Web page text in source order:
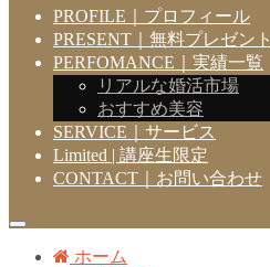
PROFILE｜プロフィール
PRESENT｜無料プレゼント
PERFOMANCE｜実績一覧
リアルな婚活市場
おすすめ美容
SERVICE｜サービス
Limited | 講座生限定
CONTACT｜お問い合わせ
ホーム